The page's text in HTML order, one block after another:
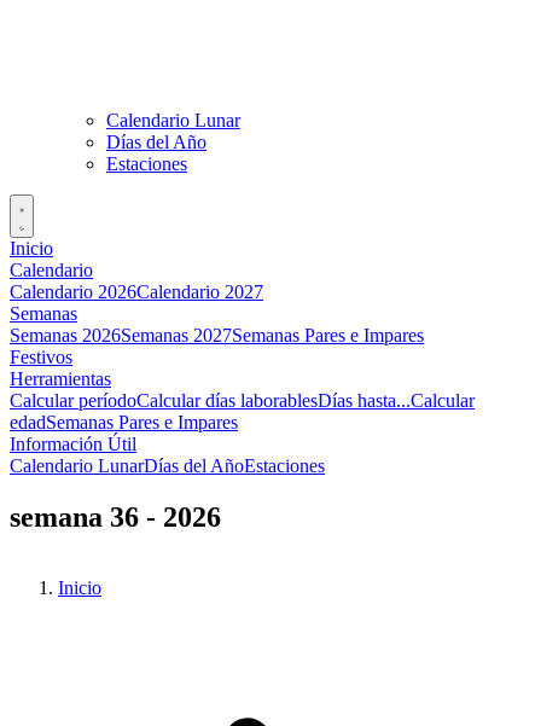
Calendario Lunar
Días del Año
Estaciones
Inicio
Calendario
Calendario 2026Calendario 2027
Semanas
Semanas 2026Semanas 2027Semanas Pares e Impares
Festivos
Herramientas
Calcular períodoCalcular días laborablesDías hasta...Calcular
edadSemanas Pares e Impares
Información Útil
Calendario LunarDías del AñoEstaciones
semana 36 - 2026
Inicio